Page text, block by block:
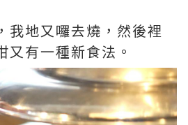
我地又囉去燒，然後裡
又有一種新食法。